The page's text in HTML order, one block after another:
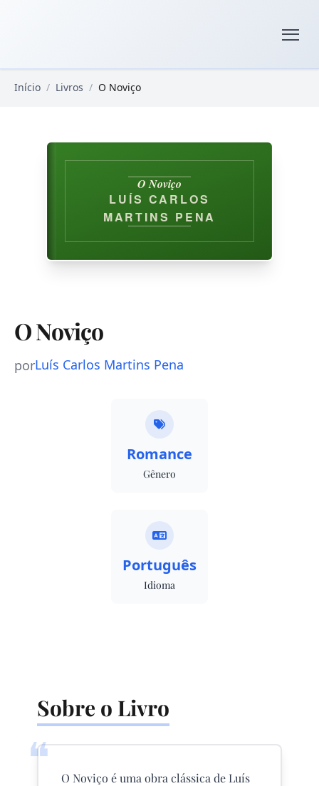
Início / Livros / O Noviço
O Noviço
LUÍS CARLOS
MARTINS PENA
O Noviço
porLuís Carlos Martins Pena
Romance
Gênero
Português
Idioma
Sobre o Livro
❝
O Noviço é uma obra clássica de Luís